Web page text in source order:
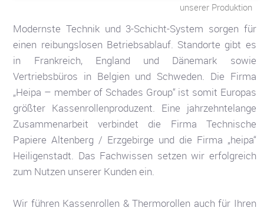
unserer Produktion
Modernste Technik und 3-Schicht-System sorgen für
einen reibungslosen Betriebsablauf. Standorte gibt es
in Frankreich, England und Dänemark sowie
Vertriebsbüros in Belgien und Schweden. Die Firma
„Heipa – member of Schades Group“ ist somit Europas
größter Kassenrollenproduzent. Eine jahrzehntelange
Zusammenarbeit verbindet die Firma Technische
Papiere Altenberg / Erzgebirge und die Firma „heipa“
Heiligenstadt. Das Fachwissen setzen wir erfolgreich
zum Nutzen unserer Kunden ein.
Wir führen Kassenrollen & Thermorollen auch für Ihren